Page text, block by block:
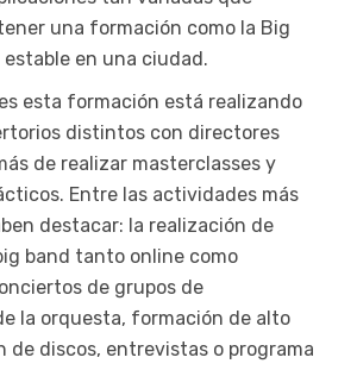
una formación como la Big
en una ciudad.
esta formación está realizando
distintos con directores
de realizar masterclasses y
Entre las actividades más
destacar: la realización de
band tanto online como
de grupos de
la orquesta, formación de alto
de discos, entrevistas o programa